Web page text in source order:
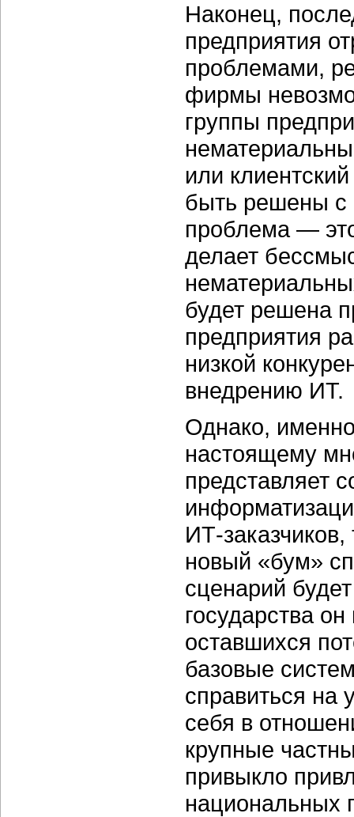
Наконец,
предприятия
проблемами,
фирмы
группы
или
быть решены
проблема —
делает
будет решена
предприятия
низкой
внедрению ИТ.
Однако,
настоящему
представляет
ИТ-
новый «бум»
сценарий
государства
оставшихся
базовые
справиться на
себя в
крупные
привыкло
национальных